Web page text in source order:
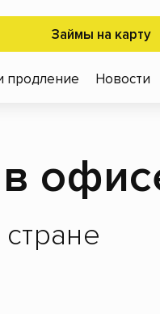
Займы на карту
продление Новости